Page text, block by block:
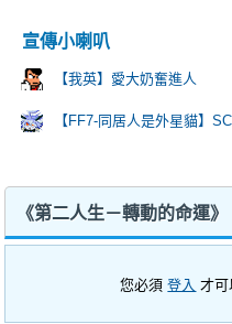
宣傳小喇叭
【我英】愛大奶奮進人
【FF7-同居人是外星貓】
《第二人生－轉動的命運
您必須登入 才可